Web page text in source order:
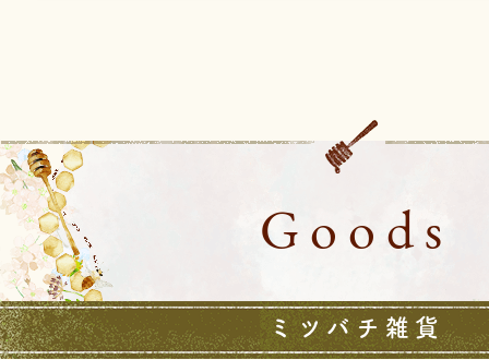
Goods
ミツバチ雑貨